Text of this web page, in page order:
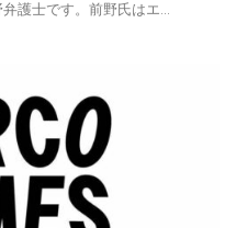
護士です。前野氏はエ...